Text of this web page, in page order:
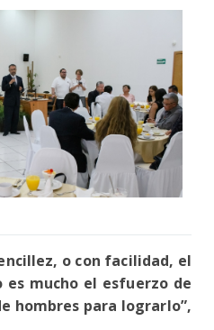
o con facilidad, el
mucho el esfuerzo de
hombres para lograrlo”,